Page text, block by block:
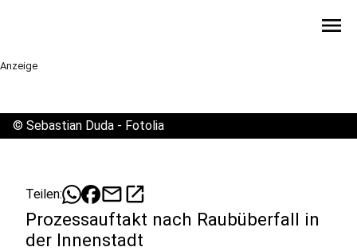
menu
Anzeige
© Sebastian Duda - Fotolia
Teilen: mailopen_in_new
Prozessauftakt nach Raubüberfall in
der Innenstadt